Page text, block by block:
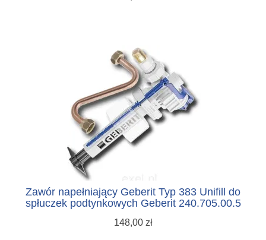
Zawór napełniający Geberit Typ 383 Unifill do
spłuczek podtynkowych Geberit 240.705.00.5
148,00 zł